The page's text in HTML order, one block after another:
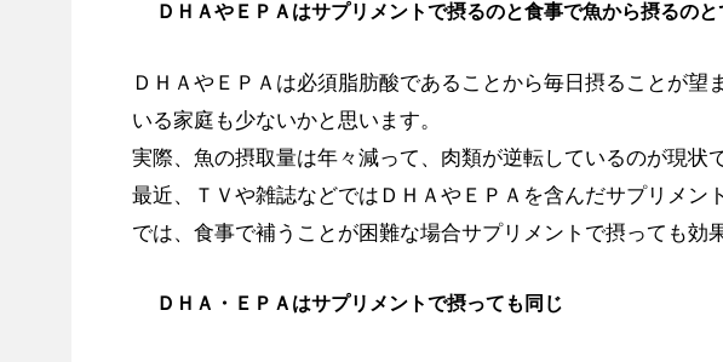
ＤＨＡやＥＰＡはサプリメントで摂るのと食事で魚から摂るの
ＤＨＡやＥＰＡは必須脂肪酸であることから毎日摂ることが望
いる家庭も少ないかと思います。
実際、魚の摂取量は年々減って、肉類が逆転しているのが現状で
最近、ＴＶや雑誌などではＤＨＡやＥＰＡを含んだサプリメン
では、食事で補うことが困難な場合サプリメントで摂っても効
ＤＨＡ・ＥＰＡはサプリメントで摂っても同じ